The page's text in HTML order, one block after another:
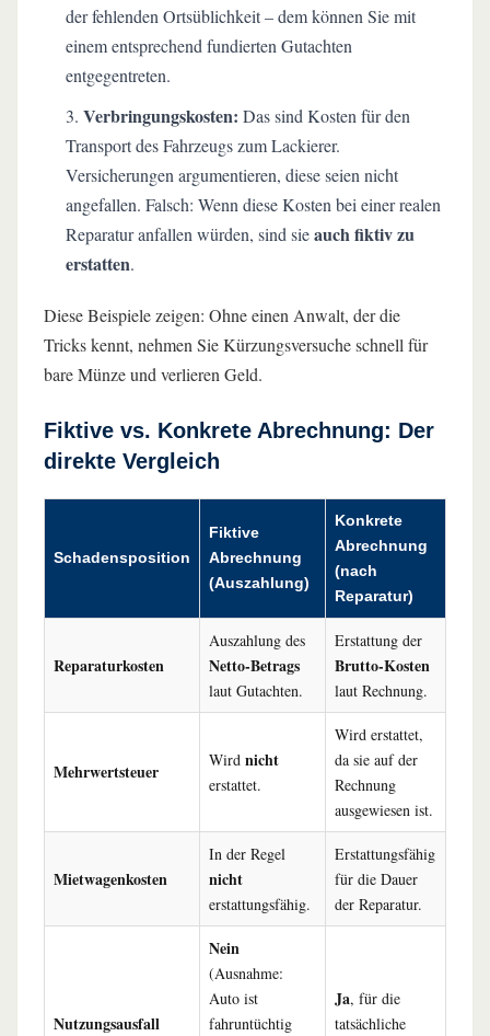
der fehlenden Ortsüblichkeit – dem können Sie mit
einem entsprechend fundierten Gutachten
entgegentreten.
Verbringungskosten: Das sind Kosten für den
Transport des Fahrzeugs zum Lackierer.
Versicherungen argumentieren, diese seien nicht
angefallen. Falsch: Wenn diese Kosten bei einer realen
Reparatur anfallen würden, sind sieauch fiktiv zu
erstatten.
Diese Beispiele zeigen: Ohne einen Anwalt, der die
Tricks kennt, nehmen Sie Kürzungsversuche schnell für
bare Münze und verlieren Geld.
Fiktive vs. Konkrete Abrechnung: Der
direkte Vergleich
Schadensposition
Fiktive
Abrechnung
(Auszahlung)
Konkrete
Abrechnung
(nach
Reparatur)
Reparaturkosten
Auszahlung des
Netto-Betrags
laut Gutachten.
Erstattung der
Brutto-Kosten
laut Rechnung.
Mehrwertsteuer
Wird nicht
erstattet.
Wird erstattet,
da sie auf der
Rechnung
ausgewiesen ist.
Mietwagenkosten
In der Regel
nicht
erstattungsfähig.
Erstattungsfähig
für die Dauer
der Reparatur.
Nutzungsausfall
Nein
(Ausnahme:
Auto ist
fahruntüchtig
Ja, für die
tatsächliche